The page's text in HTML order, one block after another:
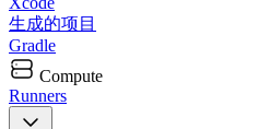
生成的项目
Gradle
Compute
Runners